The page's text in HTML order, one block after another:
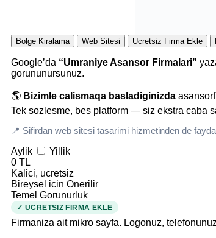
Bolge Kiralama Web Sitesi Ucretsiz Firma Ekle
Google’da “Umraniye Asansor Firmalari”
gorununursunuz.
🌎 Bizimle calismaqa basladiginizda
Tek sozlesme, bes platform — siz ekstra caba
📍 Sifirdan web sitesi tasarimi hizmetinden de
Aylik
Yillik
0 TL
Kalici, ucretsiz
Bireysel icin Onerilir
Temel Gorunurluk
✓ UCRETSIZ FIRMA EKLE
Firmaniza ait mikro sayfa. Logonuz,